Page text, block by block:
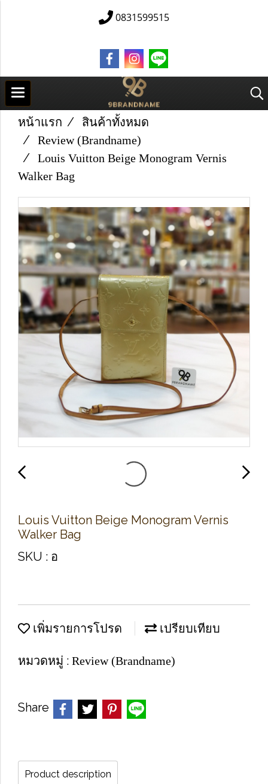
0831599515
หน้าแรก
สินค้าทั้งหมด
Review (Brandname)
Louis Vuitton Beige Monogram Vernis
Walker Bag
Louis Vuitton Beige Monogram Vernis
Walker Bag
SKU : อ
เพิ่มรายการโปรด เปรียบเทียบ
หมวดหมู่ : Review (Brandname)
Share
Product description